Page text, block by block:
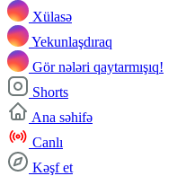
Xülasə
Yekunlaşdıraq
Gör nələri qaytarmışıq!
Shorts
Ana səhifə
Canlı
Kəşf et